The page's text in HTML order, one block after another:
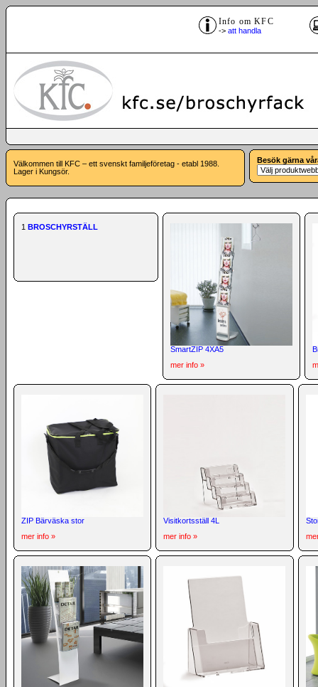
Info om KFC
-> att handla
Välkommen till KFC – ett svenskt familjeföretag - etabl 1988.
Lager i Kungsör.
Besök gärna
1 BROSCHYRSTÄLL
SmartZIP 4XA5
mer info »
ZIP Bärväska stor
mer info »
Visitkortsställ 4L
mer info »